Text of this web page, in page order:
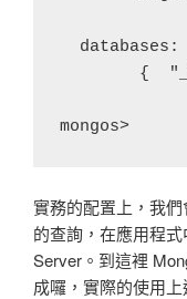
  databases:
實務的配置上，我
的查詢，在應用程
Server。到這裡
成囉，實際的使用